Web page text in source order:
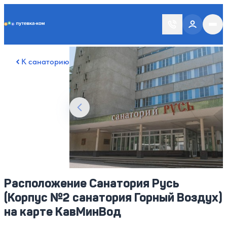
К санаторию
Смотреть все фото34
Расположение Санатория Русь
(Корпус №2 санатория Горный Воздух)
на карте КавМинВод